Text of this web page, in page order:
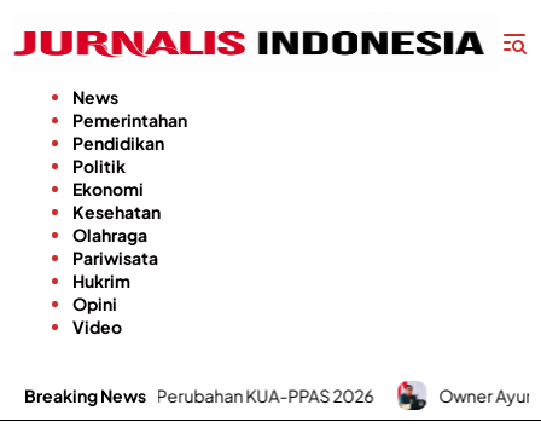
konten
News
Pemerintahan
Pendidikan
Politik
Ekonomi
Kesehatan
Olahraga
Pariwisata
Hukrim
Opini
Video
Breaking News
Perubahan KUA-PPAS 2026 Owner Ayunda Siap Serap